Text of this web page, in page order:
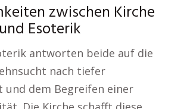
zwischen Kirche
Esoterik
antworten beide auf die
nach tiefer
und dem Begreifen einer